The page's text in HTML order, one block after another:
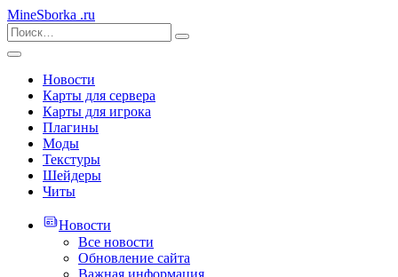
MineSborka .ru
Новости
Карты для сервера
Карты для игрока
Плагины
Моды
Текстуры
Шейдеры
Читы
Новости
Все новости
Обновление сайта
Важная информация